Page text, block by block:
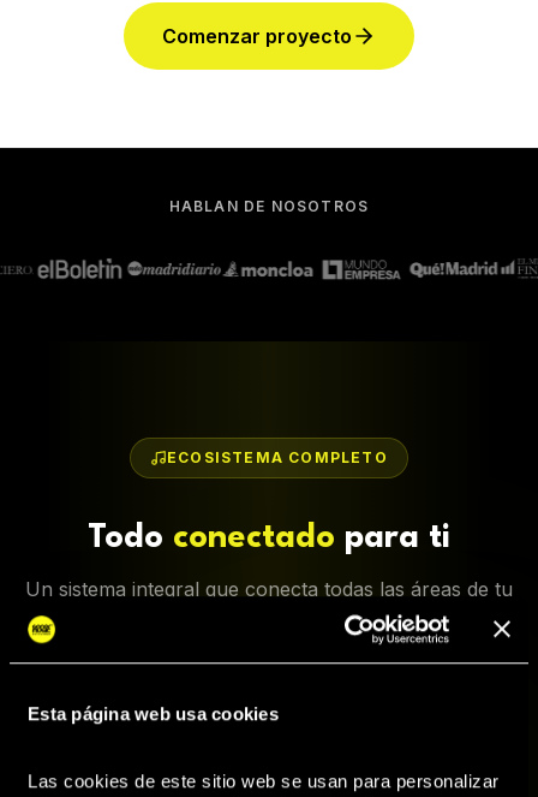
Esta página web usa cookies
Las cookies de este sitio web se usan para personalizar
Comenzar proyecto
HABLAN DE NOSOTROS
ECOSISTEMA COMPLETO
Todo conectado para ti
Un sistema integral que conecta todas las áreas de tu
carrera musical en un solo lugar.